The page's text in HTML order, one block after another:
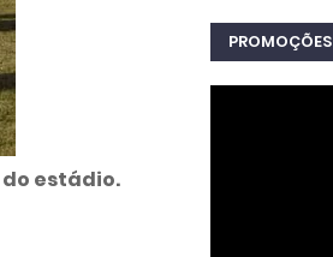
estádio.
PROMOÇÕES